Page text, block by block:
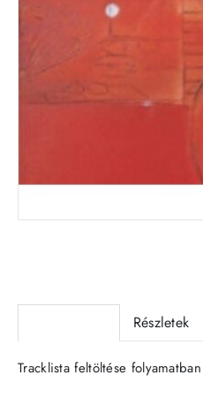
Részletek
Tracklista feltöltése folyamatban